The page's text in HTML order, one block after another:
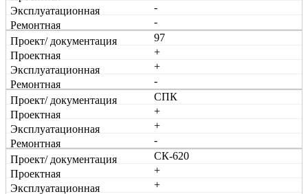
-
-
97
+
+
-
СПК
+
+
-
СК-620
+
+